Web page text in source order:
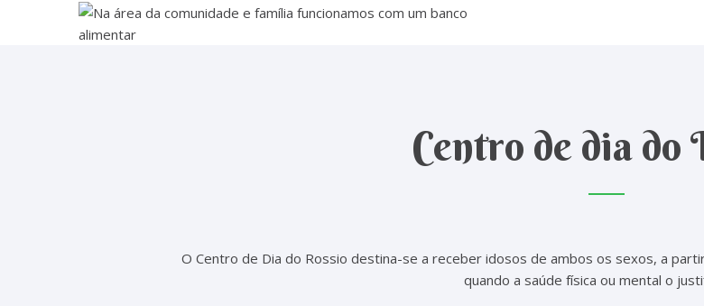
Centro de dia do
O Centro de Dia do Rossio destina-se a receber idosos de ambos os sexos, a
quando a saúde física ou mental o